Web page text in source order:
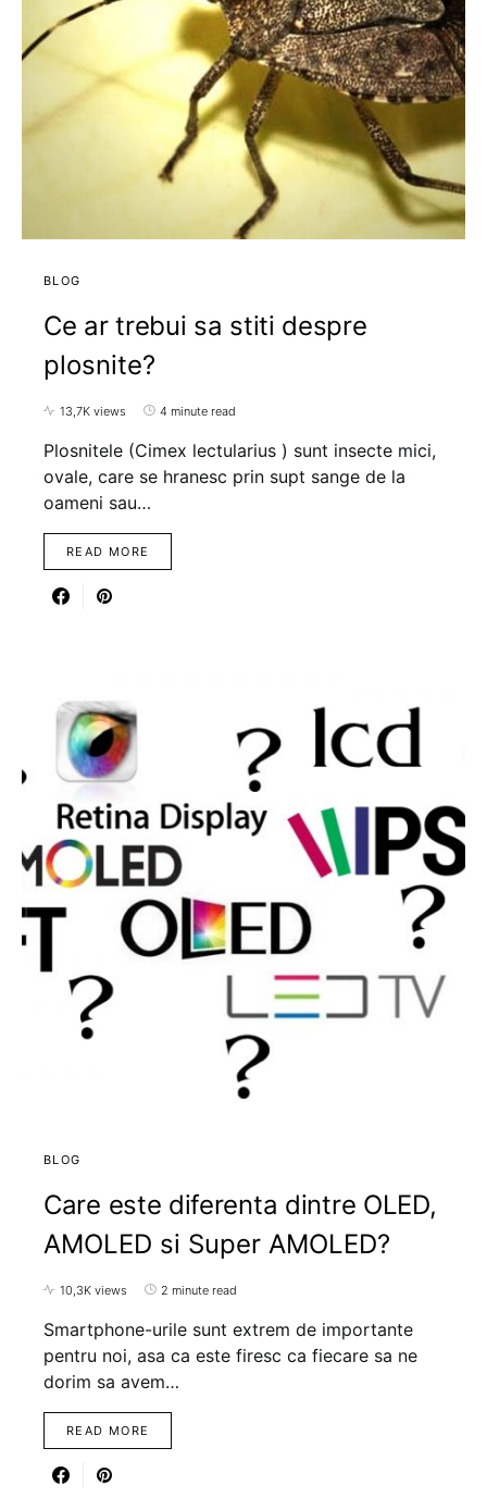
BLOG
Ce ar trebui sa stiti despre
plosnite?
13,7K views 4 minute read
Plosnitele (Cimex lectularius ) sunt insecte mici,
ovale, care se hranesc prin supt sange de la
oameni sau…
READ MORE
BLOG
Care este diferenta dintre OLED,
AMOLED si Super AMOLED?
10,3K views 2 minute read
Smartphone-urile sunt extrem de importante
pentru noi, asa ca este firesc ca fiecare sa ne
dorim sa avem…
READ MORE